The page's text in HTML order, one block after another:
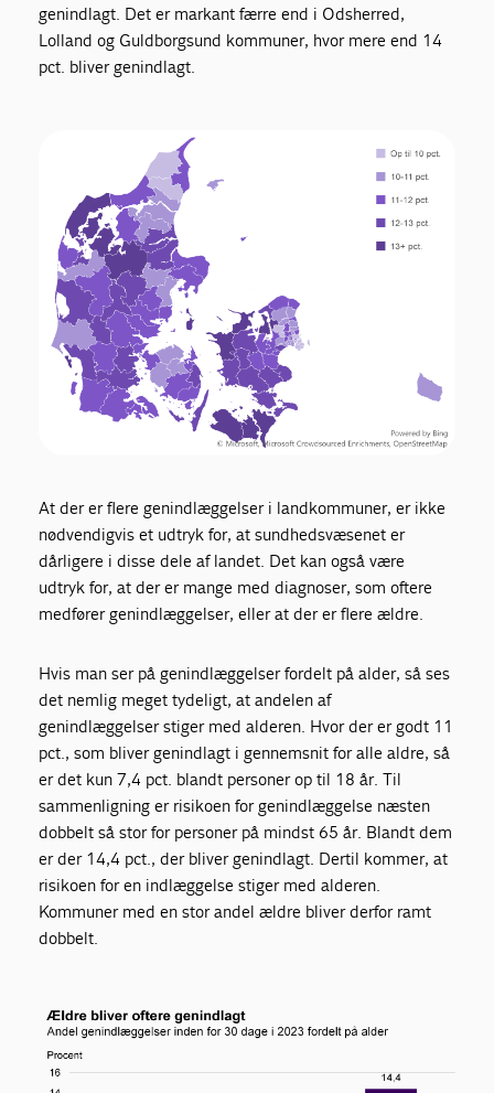
genindlagt. Det er markant færre end i Odsherred,
Lolland og Guldborgsund kommuner, hvor mere end 14
pct. bliver genindlagt.
At der er flere genindlæggelser i landkommuner, er ikke
nødvendigvis et udtryk for, at sundhedsvæsenet er
dårligere i disse dele af landet. Det kan også være
udtryk for, at der er mange med diagnoser, som oftere
medfører genindlæggelser, eller at der er flere ældre.
Hvis man ser på genindlæggelser fordelt på alder, så ses
det nemlig meget tydeligt, at andelen af
genindlæggelser stiger med alderen. Hvor der er godt 11
pct., som bliver genindlagt i gennemsnit for alle aldre, så
er det kun 7,4 pct. blandt personer op til 18 år. Til
sammenligning er risikoen for genindlæggelse næsten
dobbelt så stor for personer på mindst 65 år. Blandt dem
er der 14,4 pct., der bliver genindlagt. Dertil kommer, at
risikoen for en indlæggelse stiger med alderen.
Kommuner med en stor andel ældre bliver derfor ramt
dobbelt.